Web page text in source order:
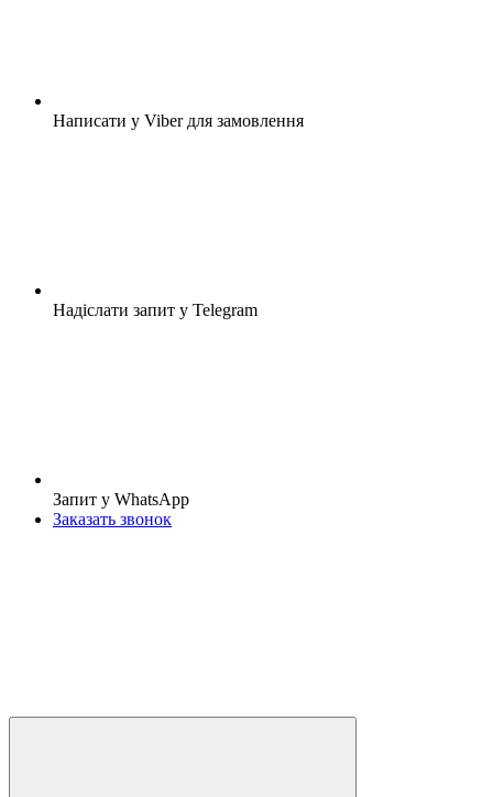
Написати у Viber для замовлення
Надіслати запит у Telegram
Запит у WhatsApp
Заказать звонок